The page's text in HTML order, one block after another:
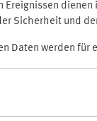
Ereignissen
Sicherheit und
Daten werden